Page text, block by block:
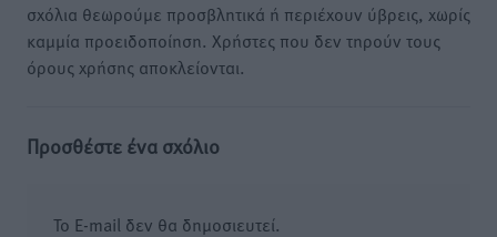
σχόλια θεωρούμε προσβλητικά ή περιέχουν ύβρεις, χωρίς
καμμία προειδοποίηση. Χρήστες που δεν τηρούν τους
όρους χρήσης αποκλείονται.
Προσθέστε ένα σχόλιο
Το E-mail δεν θα δημοσιευτεί.